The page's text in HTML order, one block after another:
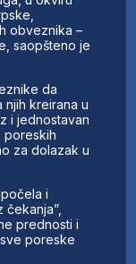
obveznika –
saopšteno je
da
njih kreirana u
i jednostavan
poreskih
za dolazak u
i
čekanja”,
prednosti i
poreske